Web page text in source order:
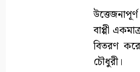
বাপ্পী
বিতরণ
চৌধুরী।